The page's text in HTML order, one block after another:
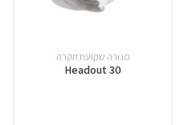
מנורה שקועת תקרה
Headout 30